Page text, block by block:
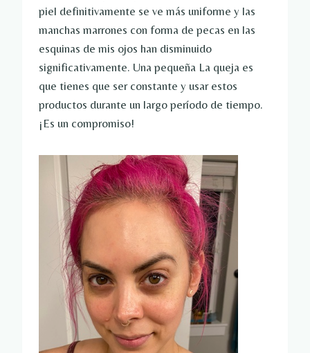
piel definitivamente se ve más uniforme y las
manchas marrones con forma de pecas en las
esquinas de mis ojos han disminuido
significativamente. Una pequeña La queja es
que tienes que ser constante y usar estos
productos durante un largo período de tiempo.
¡Es un compromiso!